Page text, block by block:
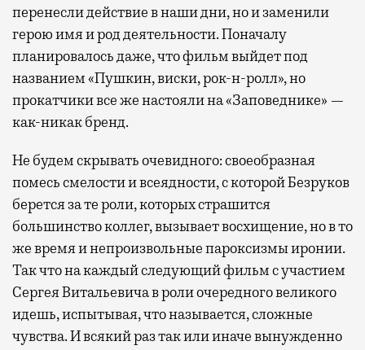
перенесли действие в наши дни, но и заменили
герою имя и род деятельности. Поначалу
планировалось даже, что фильм выйдет под
названием «Пушкин, виски, рок-н-ролл», но
прокатчики все же настояли на «Заповеднике» —
как-никак бренд.
Не будем скрывать очевидного: своеобразная
помесь смелости и всеядности, с которой Безруков
берется за те роли, которых страшится
большинство коллег, вызывает восхищение, но в то
же время и непроизвольные пароксизмы иронии.
Так что на каждый следующий фильм с участием
Сергея Витальевича в роли очередного великого
идешь, испытывая, что называется, сложные
чувства. И всякий раз так или иначе вынужденно